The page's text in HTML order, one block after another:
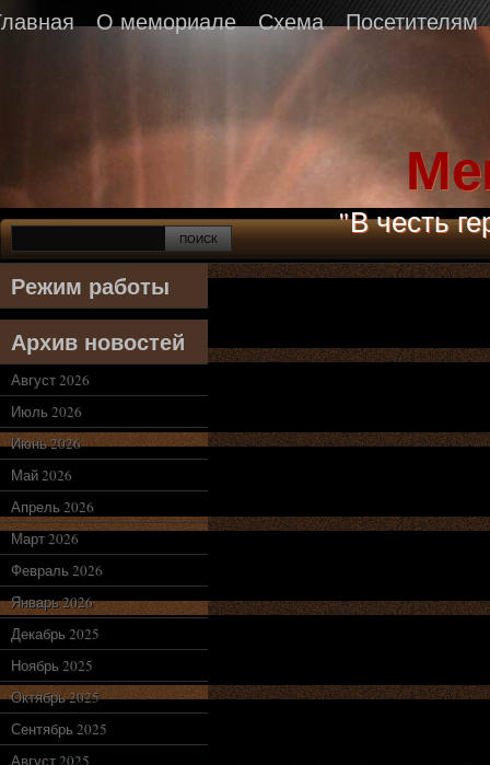
О мемориале Схема Посетителям
"В честь
Режим работы
Архив новостей
Август 2026
Июль 2026
Июнь 2026
Май 2026
Апрель 2026
Март 2026
Февраль 2026
Январь 2026
Декабрь 2025
Ноябрь 2025
Октябрь 2025
Сентябрь 2025
Август 2025